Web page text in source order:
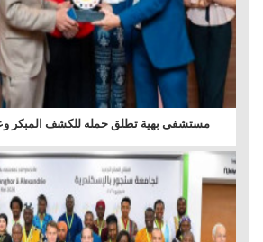
مستشفى بهية تطلق حمله للكشف المبكر